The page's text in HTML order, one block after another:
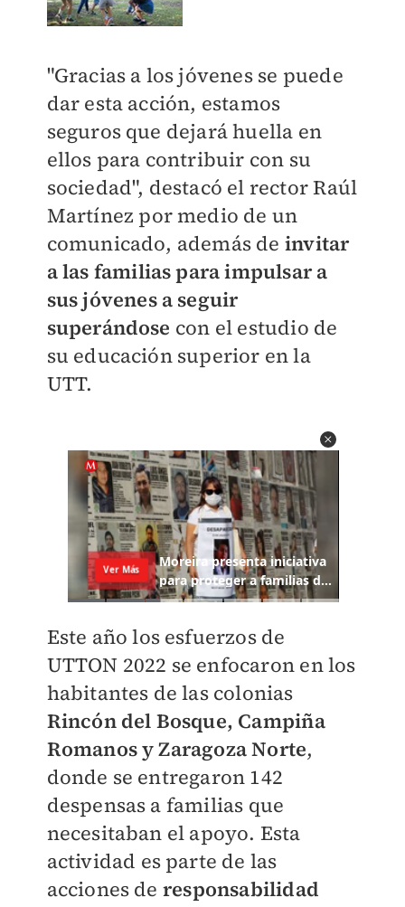
"Gracias a los jóvenes se puede
dar esta acción, estamos
seguros que dejará huella en
ellos para contribuir con su
sociedad", destacó el rector Raúl
Martínez por medio de un
comunicado, además de invitar
a las familias para impulsar a
sus jóvenes a seguir
superándose con el estudio de
su educación superior en la
UTT.
Este año los esfuerzos de
UTTON 2022 se enfocaron en los
habitantes de las colonias
Rincón del Bosque, Campiña
Romanos y Zaragoza Norte,
donde se entregaron 142
despensas a familias que
necesitaban el apoyo. Esta
actividad es parte de las
acciones de responsabilidad